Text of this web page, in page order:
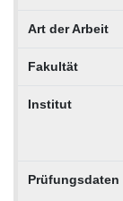
Art der Arbeit
Fakultät
Institut
Prüfungsdaten